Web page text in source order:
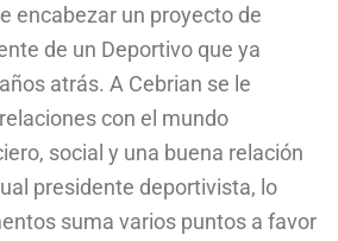
encabezar un proyecto de
de un Deportivo que ya
atrás. A Cebrian se le
con el mundo
social y una buena relación
presidente deportivista, lo
suma varios puntos a favor